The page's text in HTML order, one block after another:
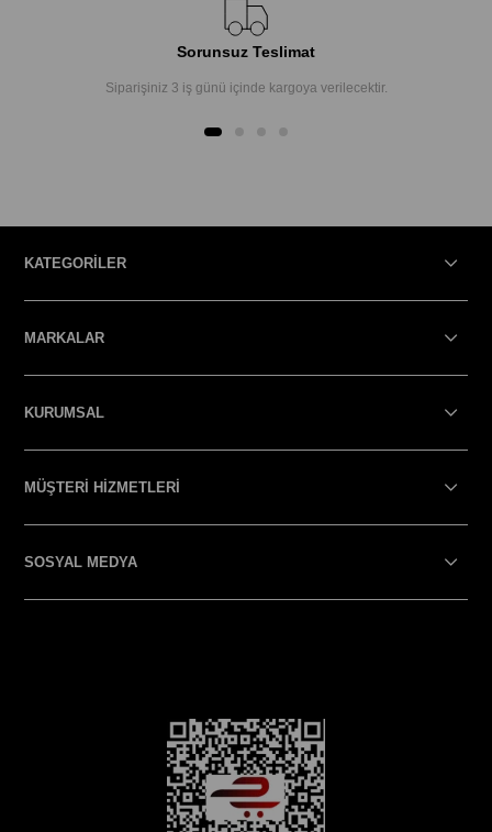
Sorunsuz Teslimat
Siparişiniz 3 iş günü içinde kargoya verilecektir.
KATEGORİLER
MARKALAR
KURUMSAL
MÜŞTERİ HİZMETLERİ
SOSYAL MEDYA